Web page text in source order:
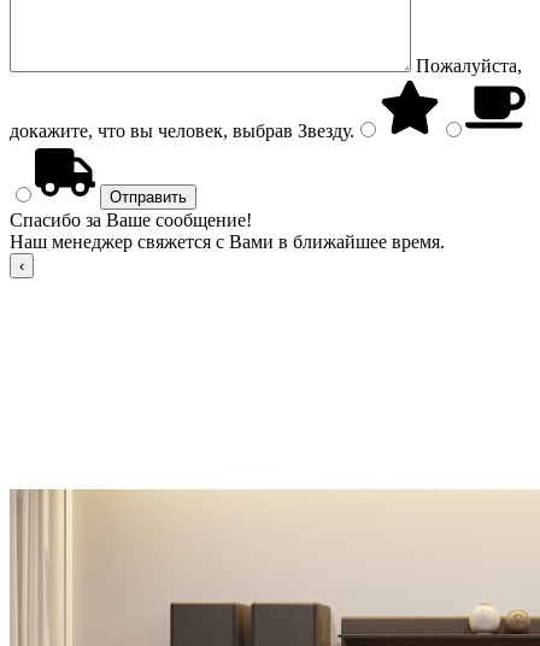
Пожалуйста,
докажите, что вы человек, выбрав Звезду.
Спасибо за Ваше сообщение!
Наш менеджер свяжется с Вами в ближайшее время.